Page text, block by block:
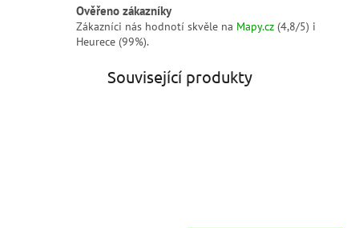
Ověřeno zákazníky
Zákazníci nás hodnotí skvěle na Mapy.cz (4,8/5) i
Heurece (99%).
Související produkty